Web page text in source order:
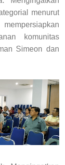
menurut
komunitas
Simeon dan